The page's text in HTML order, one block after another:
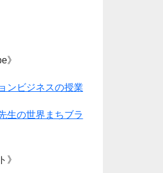
》
ンビジネスの授業
生の世界まちブラ
》